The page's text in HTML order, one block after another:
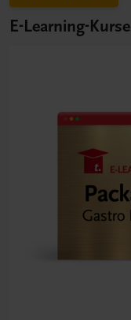
E-Learning-Kurse